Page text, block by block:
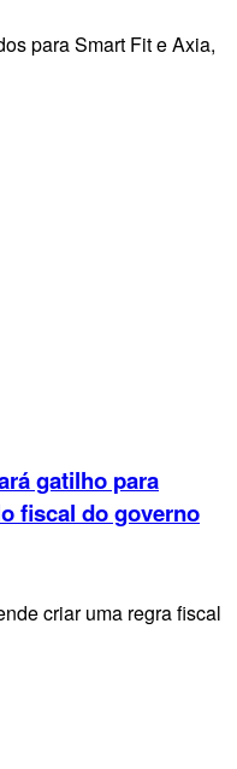
para Smart Fit e Axia,
gatilho para
fiscal do governo
criar uma regra fiscal